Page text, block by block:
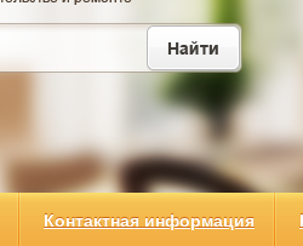
Контактная информация